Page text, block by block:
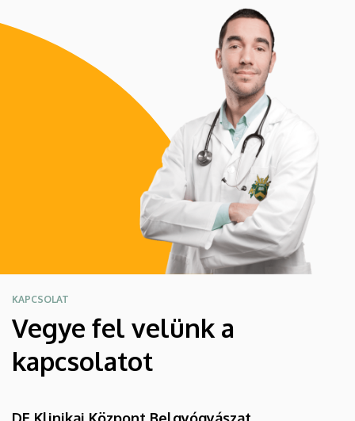
KAPCSOLAT
Vegye fel velünk a
kapcsolatot